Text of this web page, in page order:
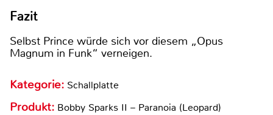
Fazit
Selbst Prince würde sich vor diesem „Opus
Magnum in Funk“ verneigen.
Kategorie: Schallplatte
Produkt: Bobby Sparks II – Paranoia (Leopard)